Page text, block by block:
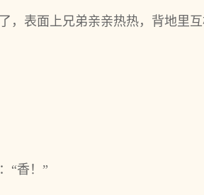
，表面上兄弟亲亲热热，背地里
“香！”